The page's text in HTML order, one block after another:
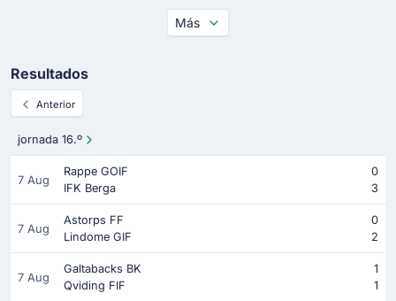
Más
Resultados
Anterior
jornada 16.º
7 Aug
Rappe GOIF
0
IFK Berga
3
7 Aug
Astorps FF
0
Lindome GIF
2
7 Aug
Galtabacks BK
1
Qviding FIF
1